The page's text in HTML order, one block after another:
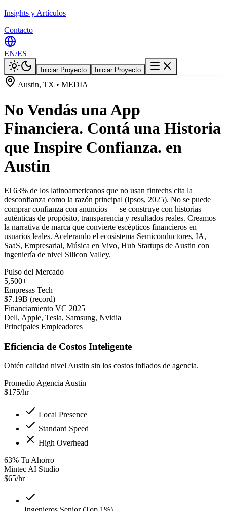
Insights y Artículos
Contacto
EN/ES
Iniciar Proyecto Iniciar Proyecto
Austin, TX • MEDIA
No Vendás una App
Financiera. Contá una Historia
que Inspire Confianza. en
Austin
El 63% de los latinoamericanos que no usan fintechs cita la
desconfianza como la razón principal (Ipsos, 2025). No se puede
comprar confianza con anuncios — se construye con historias
auténticas de propósito, transparencia y resultados reales. Creamos
la narrativa de marca que convierte escépticos financieros en
usuarios leales. Acelerando el ecosistema Semiconductores, IA,
SaaS, Empresarial, Música en Vivo, Hub Startups de Austin con
ingeniería de nivel Silicon Valley.
Pulso del Mercado
5,500+
Empresas Tech
$7.19B (record)
Financiamiento VC 2025
Dell, Apple, Tesla, Samsung, Nvidia
Principales Empleadores
Eficiencia de Costos Inteligente
Obtén calidad nivel Austin sin los costos inflados de agencia.
Promedio Agencia Austin
$175/hr
Local Presence
Standard Speed
High Overhead
63% Tu Ahorro
Mintec AI Studio
$65/hr